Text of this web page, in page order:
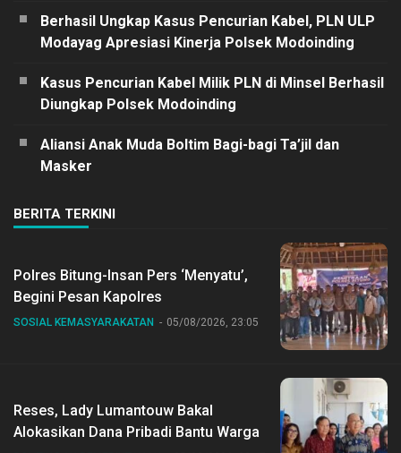
Berhasil Ungkap Kasus Pencurian Kabel, PLN ULP
Modayag Apresiasi Kinerja Polsek Modoinding
Kasus Pencurian Kabel Milik PLN di Minsel Berhasil
Diungkap Polsek Modoinding
Aliansi Anak Muda Boltim Bagi-bagi Ta’jil dan
Masker
BERITA TERKINI
Polres Bitung-Insan Pers ‘Menyatu’,
Begini Pesan Kapolres
SOSIAL KEMASYARAKATAN 05/08/2026, 23:05
Reses, Lady Lumantouw Bakal
Alokasikan Dana Pribadi Bantu Warga